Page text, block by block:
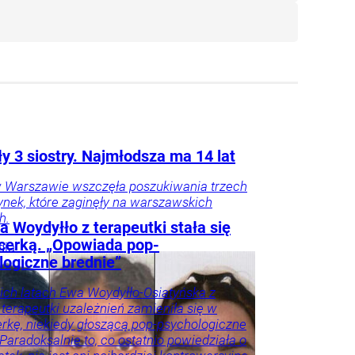
3 siostry. Najmłodsza ma 14 lat
wszczęła poszukiwania trzech
które zaginęły na warszawskich
Woydyłło z terapeutki stała się
„Opowiada pop-
brednie”
latach Ewa Woydyłło-Osiatyńska z
uzależnień zamieniła się w
niekiedy głoszącą pop-psychologiczne
to, co ostatnio powiedziała o